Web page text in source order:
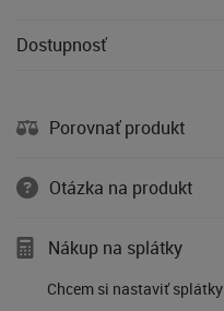
Dostupnosť
Porovnať produkt
Otázka na produkt
Nákup na splátky
Chcem si nastaviť splátky